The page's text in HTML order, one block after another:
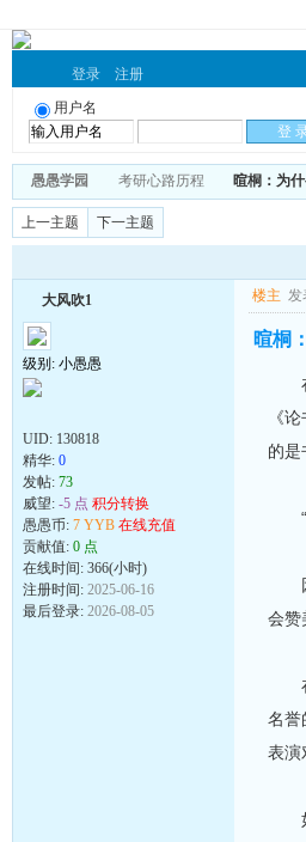
登录 注册
用户名
愚愚学园 考研心路历程 暄桐：为
上一主题 下一主题
大风吹1
级别: 小愚愚
UID: 130818
精华: 0
发帖: 73
威望: -5 点 积分转换
愚愚币: 7 YYB 在线充值
贡献值: 0 点
在线时间: 366(小时)
注册时间: 2025-06-16
最后登录: 2026-08-05
楼主 发
暄桐
在
《
的是
“
因
会赞
在
名誉
表演
如